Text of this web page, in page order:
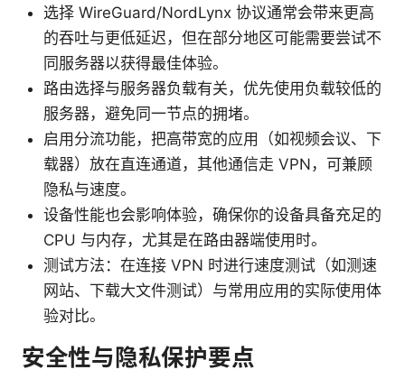
选择 WireGuard/NordLynx 协议通常会带来更高
的吞吐与更低延迟，但在部分地区可能需要尝试不
同服务器以获得最佳体验。
路由选择与服务器负载有关，优先使用负载较低的
服务器，避免同一节点的拥堵。
启用分流功能，把高带宽的应用（如视频会议、下
载器）放在直连通道，其他通信走 VPN，可兼顾
隐私与速度。
设备性能也会影响体验，确保你的设备具备充足的
CPU 与内存，尤其是在路由器端使用时。
测试方法：在连接 VPN 时进行速度测试（如测速
网站、下载大文件测试）与常用应用的实际使用体
验对比。
安全性与隐私保护要点